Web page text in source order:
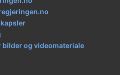
og videomateriale